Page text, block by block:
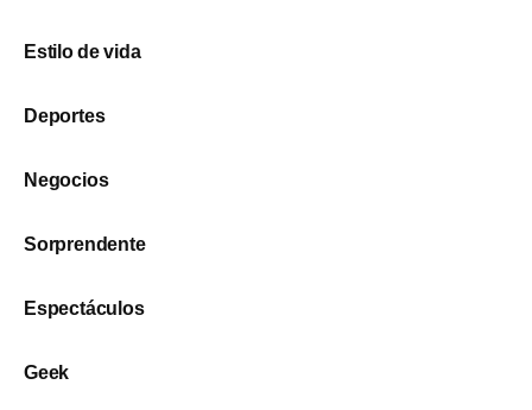
Estilo de vida
Deportes
Negocios
Sorprendente
Espectáculos
Geek